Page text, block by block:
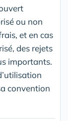
ou non
et en cas
des rejets
importants.
convention